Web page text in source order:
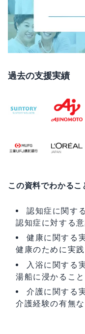
過去の支援実績
この資料でわかるこ
認知症に関す
認知症に対する
健康に関する
健康のために実
入浴に関する
湯船に浸かるこ
介護に関する
介護経験の有無